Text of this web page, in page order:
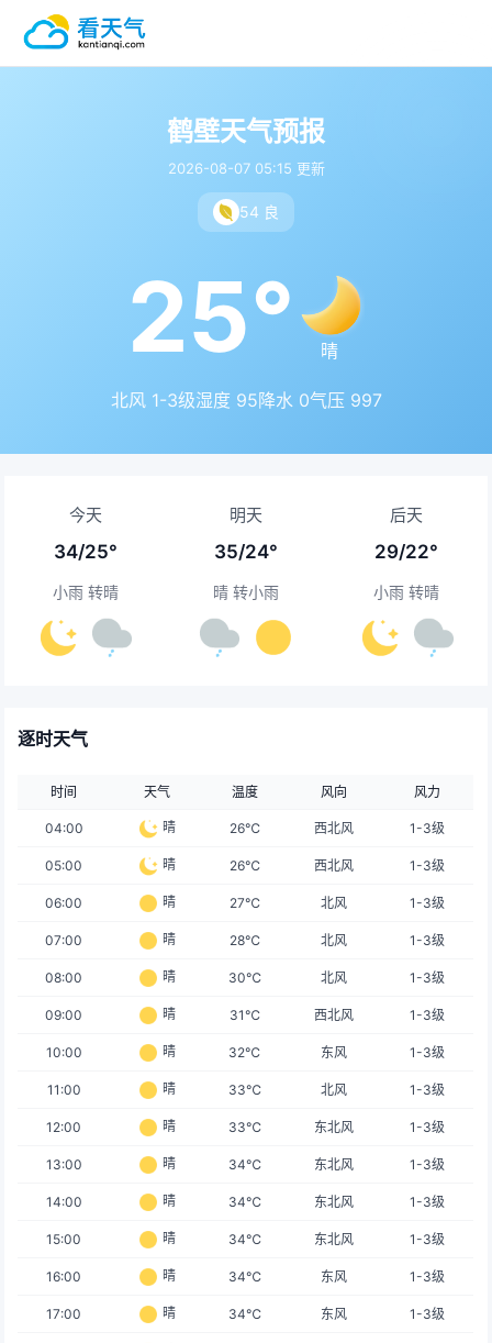
鹤壁天气预报
2026-08-07 05:15 更新
54 良
25° 晴
北风 1-3级湿度 95降水 0气压 997
今天
34/25°
小雨 转晴
明天
35/24°
晴 转小雨
后天
29/22°
小雨 转晴
逐时天气
时间 天气 温度 风向 风力
04:00 晴 26℃ 西北风 1-3级
05:00 晴 26℃ 西北风 1-3级
06:00 晴 27℃ 北风 1-3级
07:00 晴 28℃ 北风 1-3级
08:00 晴 30℃ 北风 1-3级
09:00 晴 31℃ 西北风 1-3级
10:00 晴 32℃ 东风 1-3级
11:00 晴 33℃ 北风 1-3级
12:00 晴 33℃ 东北风 1-3级
13:00 晴 34℃ 东北风 1-3级
14:00 晴 34℃ 东北风 1-3级
15:00 晴 34℃ 东北风 1-3级
16:00 晴 34℃ 东风 1-3级
17:00 晴 34℃ 东风 1-3级